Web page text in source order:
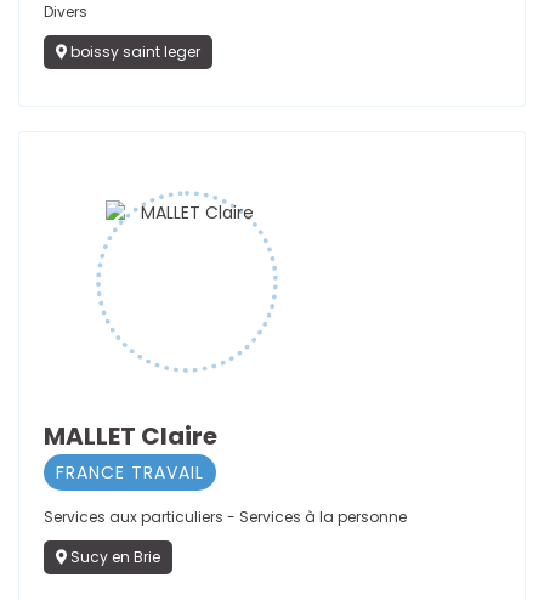
Divers
boissy saint leger
MALLET Claire
FRANCE TRAVAIL
Services aux particuliers - Services à la personne
Sucy en Brie